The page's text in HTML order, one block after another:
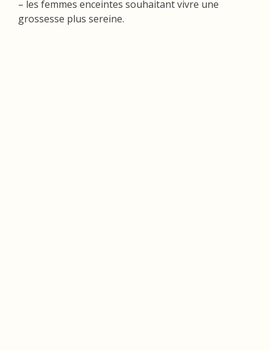
– les femmes enceintes souhaitant vivre une
grossesse plus sereine.